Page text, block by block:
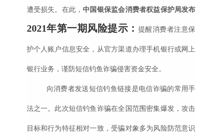
遭受损失。在此，中国银保监会消费者权益保护局发布
2021年第一期风险提示： 提醒消费者注意保
护个人账户信息安全，从官方渠道办理手机银行或网上
银行业务，谨防短信钓鱼诈骗侵害资金安全。
向消费者发送短信钓鱼链接是电信诈骗的常用手
法之一。此次短信钓鱼诈骗在全国范围密集爆发，攻击
目标和行为特征相对一致，受骗对象多为风险防范意识